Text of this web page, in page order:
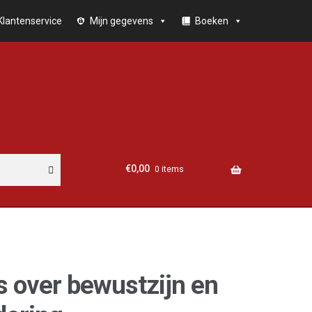
Mijn gegevens Boeken
€0,00 0 items
over bewustzijn en